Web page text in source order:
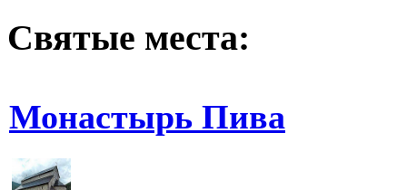
Святые места:
Монастырь Пива